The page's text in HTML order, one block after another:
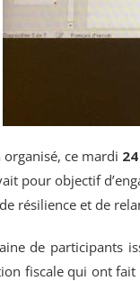
organisé, ce mardi
pour objectif
résilience et de
de participants
fiscale qui ont